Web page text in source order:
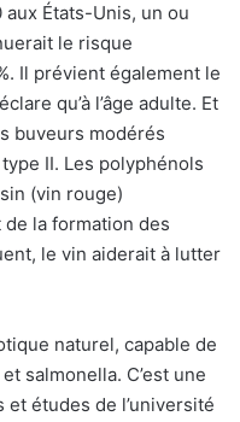
États-Unis, un ou
le risque
Il prévient également le
qu’à l’âge adulte. Et
buveurs modérés
II. Les polyphénols
(vin rouge)
la formation des
le vin aiderait à lutter
naturel, capable de
salmonella. C’est une
études de l’université